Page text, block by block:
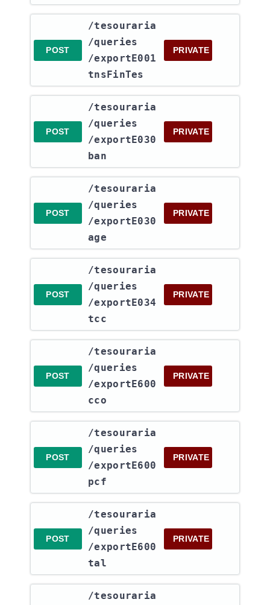
POST
​/tesouraria​
/queries​
/exportE001
tnsFinTes
PRIVATE
POST
​/tesouraria​
/queries​
/exportE030
ban
PRIVATE
POST
​/tesouraria​
/queries​
/exportE030
age
PRIVATE
POST
​/tesouraria​
/queries​
/exportE034
tcc
PRIVATE
POST
​/tesouraria​
/queries​
/exportE600
cco
PRIVATE
POST
​/tesouraria​
/queries​
/exportE600
pcf
PRIVATE
POST
​/tesouraria​
/queries​
/exportE600
tal
PRIVATE
​/tesouraria​